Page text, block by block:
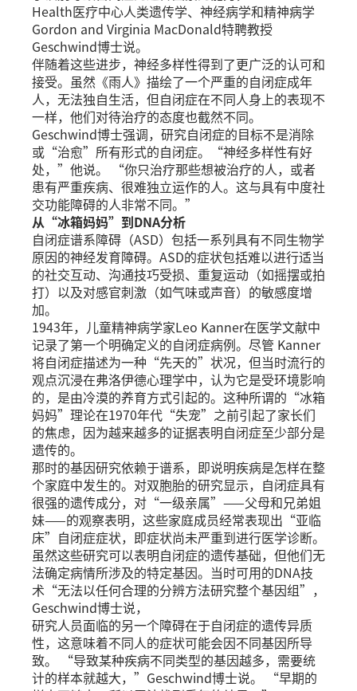
Health医疗中心人类遗传学、神经病学和精神病学
Gordon and Virginia MacDonald特聘教授
Geschwind博士说。
伴随着这些进步，神经多样性得到了更广泛的认可和
接受。虽然《雨人》描绘了一个严重的自闭症成年
人，无法独自生活，但自闭症在不同人身上的表现不
一样，他们对待治疗的态度也截然不同。
Geschwind博士强调，研究自闭症的目标不是消除
或“治愈”所有形式的自闭症。“神经多样性有好
处，”他说。 “你只治疗那些想被治疗的人，或者
患有严重疾病、很难独立运作的人。这与具有中度社
交功能障碍的人非常不同。”
从“冰箱妈妈”到DNA分析
自闭症谱系障碍（ASD）包括一系列具有不同生物学
原因的神经发育障碍。ASD的症状包括难以进行适当
的社交互动、沟通技巧受损、重复运动（如摇摆或拍
打）以及对感官刺激（如气味或声音）的敏感度增
加。
1943年，儿童精神病学家Leo Kanner在医学文献中
记录了第一个明确定义的自闭症病例。尽管 Kanner
将自闭症描述为一种“先天的”状况，但当时流行的
观点沉浸在弗洛伊德心理学中，认为它是受环境影响
的，是由冷漠的养育方式引起的。这种所谓的“冰箱
妈妈”理论在1970年代“失宠”之前引起了家长们
的焦虑，因为越来越多的证据表明自闭症至少部分是
遗传的。
那时的基因研究依赖于谱系，即说明疾病是怎样在整
个家庭中发生的。对双胞胎的研究显示，自闭症具有
很强的遗传成分，对“一级亲属”——父母和兄弟姐
妹——的观察表明，这些家庭成员经常表现出“亚临
床”自闭症症状，即症状尚未严重到进行医学诊断。
虽然这些研究可以表明自闭症的遗传基础，但他们无
法确定病情所涉及的特定基因。当时可用的DNA技
术“无法以任何合理的分辨方法研究整个基因组”，
Geschwind博士说，
研究人员面临的另一个障碍在于自闭症的遗传异质
性，这意味着不同人的症状可能会因不同基因所导
致。 “导致某种疾病不同类型的基因越多，需要统
计的样本就越大，”Geschwind博士说。 “早期的